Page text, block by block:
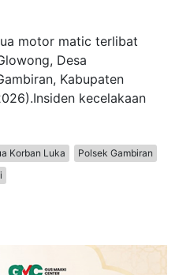
motor matic terlibat
Desa
Kabupaten
kecelakaan
Korban Luka
Polsek Gambiran